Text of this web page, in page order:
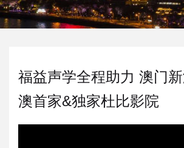
福益声学全程助力 澳门
澳首家&独家杜比影院